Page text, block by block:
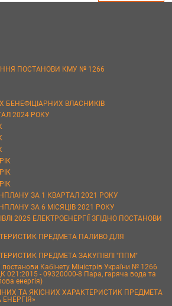
ПОСТАНОВИ КМУ № 1266
БЕНЕФІЦІАРНИХ ВЛАСНИКІВ
2024 РОКУ
ЗА 1 КВАРТАЛ 2021 РОКУ
ЗА 6 МІСЯЦІВ 2021 РОКУ
2025 ЕЛЕКТРОЕНЕРГІЇ ЗГІДНО ПОСТАНОВИ
ПРЕДМЕТА ПАЛИВО ДЛЯ
ПРЕДМЕТА ЗАКУПІВЛІ "ППМ"
Кабінету Міністрів України № 1266
021:2015 - 09320000-8 Пара, гаряча вода та
енергія)
ТА ЯКІСНИХ ХАРАКТЕРИСТИК ПРЕДМЕТА